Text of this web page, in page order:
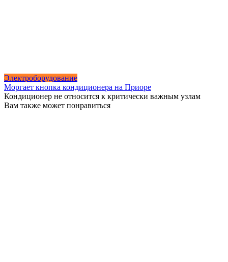
Электроборудование
Моргает кнопка кондиционера на Приоре
Кондиционер не относится к критически важным узлам
Вам также может понравиться